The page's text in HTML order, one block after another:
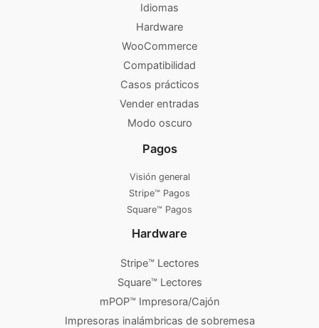
Idiomas
Hardware
WooCommerce
Compatibilidad
Casos prácticos
Vender entradas
Modo oscuro
Pagos
Visión general
Stripe™ Pagos
Square™ Pagos
Hardware
Stripe™ Lectores
Square™ Lectores
mPOP™ Impresora/Cajón
Impresoras inalámbricas de sobremesa